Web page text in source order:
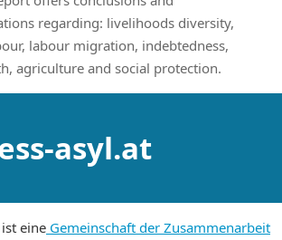
regarding: livelihoods diversity,
labour migration, indebtedness,
agriculture and social protection.
asyl.at
eine Gemeinschaft der Zusammenarbeit